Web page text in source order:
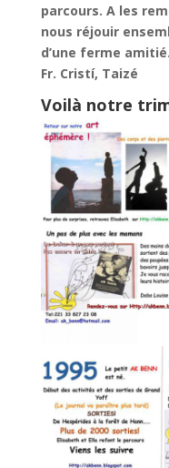
parcours. A les
nous réjouir
d’une ferme amitié.
Fr. Cristí, Taizé
Voilà notre